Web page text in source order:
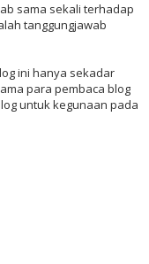
sama sekali terhadap
tanggungjawab
ini hanya sekadar
para pembaca blog
untuk kegunaan pada